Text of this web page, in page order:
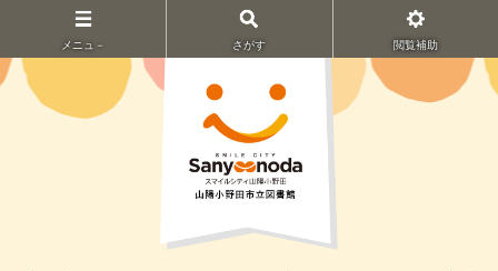
メニュ－ さがす 閲覧補助